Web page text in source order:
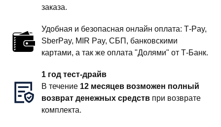
заказа.
Удобная и безопасная онлайн оплата: T‑Pay,
SberPay, MIR Pay, СБП, банковскими
картами, а так же оплата "Долями" от Т-Банк.
1 год тест-драйв
В течение 12 месяцев возможен полный
возврат денежных средств при возврате
комплекта.